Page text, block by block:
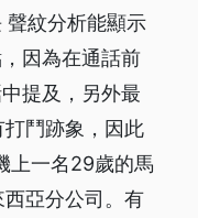
聲紋分析能顯示
因為在通話前
提及，另外最
鬥跡象，因此
上一名29歲的馬
亞分公司。有